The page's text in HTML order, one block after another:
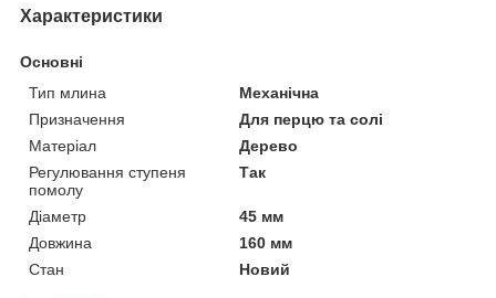
Характеристики
Основні
Тип млина
Механічна
Призначення
Для перцю та солі
Матеріал
Дерево
Регулювання ступеня
помолу
Так
Діаметр
45 мм
Довжина
160 мм
Стан
Новий